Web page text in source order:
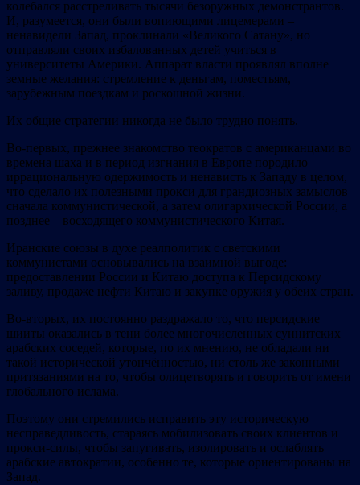
колебался расстреливать тысячи безоружных демонстрантов.
И, разумеется, они были вопиющими лицемерами –
ненавидели Запад, проклинали «Великого Сатану», но
отправляли своих избалованных детей учиться в
университеты Америки. Аппарат власти проявлял вполне
земные желания: стремление к деньгам, поместьям,
зарубежным поездкам и роскошной жизни.
Их общие стратегии никогда не было трудно понять.
Во-первых, прежнее знакомство теократов с американцами во
времена шаха и в период изгнания в Европе породило
иррациональную одержимость и ненависть к Западу в целом,
что сделало их полезными прокси для грандиозных замыслов
сначала коммунистической, а затем олигархической России, а
позднее – восходящего коммунистического Китая.
Иранские союзы в духе реалполитик с светскими
коммунистами основывались на взаимной выгоде:
предоставлении России и Китаю доступа к Персидскому
заливу, продаже нефти Китаю и закупке оружия у обеих стран.
Во-вторых, их постоянно раздражало то, что персидские
шииты оказались в тени более многочисленных суннитских
арабских соседей, которые, по их мнению, не обладали ни
такой исторической утончённостью, ни столь же законными
притязаниями на то, чтобы олицетворять и говорить от имени
глобального ислама.
Поэтому они стремились исправить эту историческую
несправедливость, стараясь мобилизовать своих клиентов и
прокси-силы, чтобы запугивать, изолировать и ослаблять
арабские автократии, особенно те, которые ориентированы на
Запад.